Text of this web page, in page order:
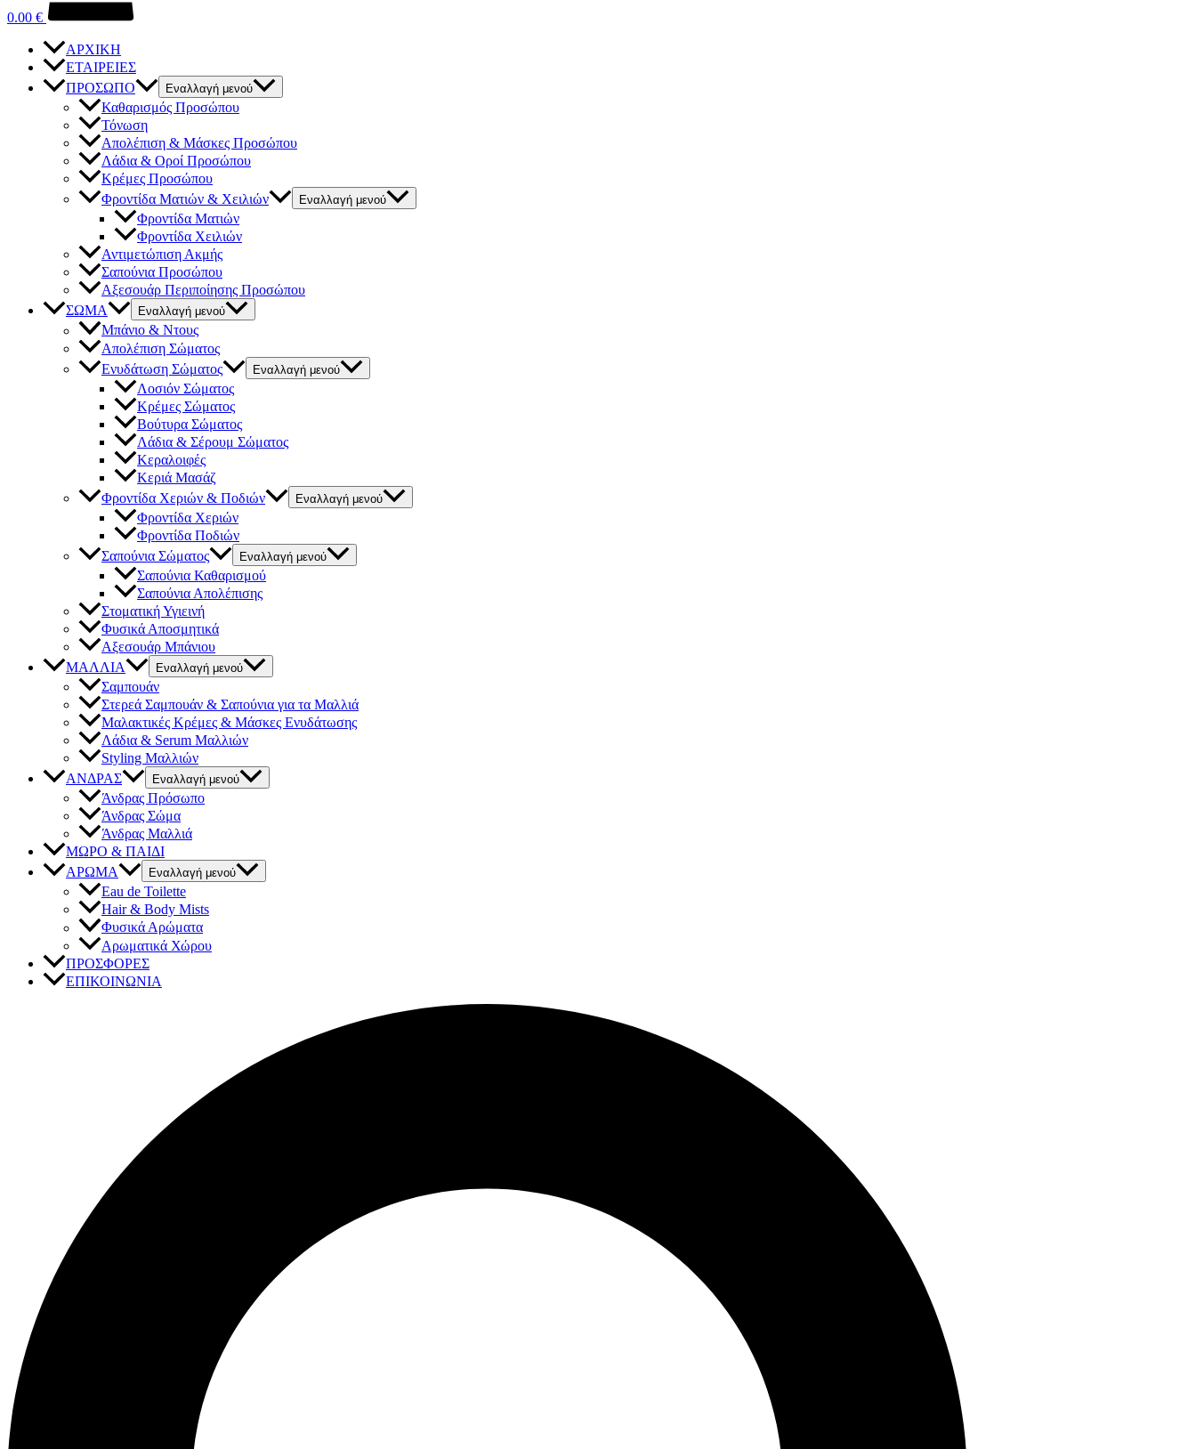
0.00 €
ΑΡΧΙΚΗ
ΕΤΑΙΡΕΙΕΣ
ΠΡΟΣΩΠΟ
Εναλλαγή μενού
Καθαρισμός Προσώπου
Τόνωση
Απολέπιση & Μάσκες Προσώπου
Λάδια & Οροί Προσώπου
Κρέμες Προσώπου
Φροντίδα Ματιών & Χειλιών
Εναλλαγή μενού
Φροντίδα Ματιών
Φροντίδα Χειλιών
Αντιμετώπιση Ακμής
Σαπούνια Προσώπου
Αξεσουάρ Περιποίησης Προσώπου
ΣΩΜΑ
Εναλλαγή μενού
Μπάνιο & Ντους
Απολέπιση Σώματος
Ενυδάτωση Σώματος
Εναλλαγή μενού
Λοσιόν Σώματος
Κρέμες Σώματος
Βούτυρα Σώματος
Λάδια & Σέρουμ Σώματος
Κεραλοιφές
Κεριά Μασάζ
Φροντίδα Χεριών & Ποδιών
Εναλλαγή μενού
Φροντίδα Χεριών
Φροντίδα Ποδιών
Σαπούνια Σώματος
Εναλλαγή μενού
Σαπούνια Καθαρισμού
Σαπούνια Απολέπισης
Στοματική Υγιεινή
Φυσικά Αποσμητικά
Αξεσουάρ Μπάνιου
ΜΑΛΛΙΑ
Εναλλαγή μενού
Σαμπουάν
Στερεά Σαμπουάν & Σαπούνια για τα Μαλλιά
Μαλακτικές Κρέμες & Μάσκες Ενυδάτωσης
Λάδια & Serum Μαλλιών
Styling Μαλλιών
ΑΝΔΡΑΣ
Εναλλαγή μενού
Άνδρας Πρόσωπο
Άνδρας Σώμα
Άνδρας Μαλλιά
ΜΩΡΟ & ΠΑΙΔΙ
ΑΡΩΜΑ
Εναλλαγή μενού
Eau de Toilette
Hair & Body Mists
Φυσικά Αρώματα
Αρωματικά Χώρου
ΠΡΟΣΦΟΡΕΣ
ΕΠΙΚΟΙΝΩΝΙΑ